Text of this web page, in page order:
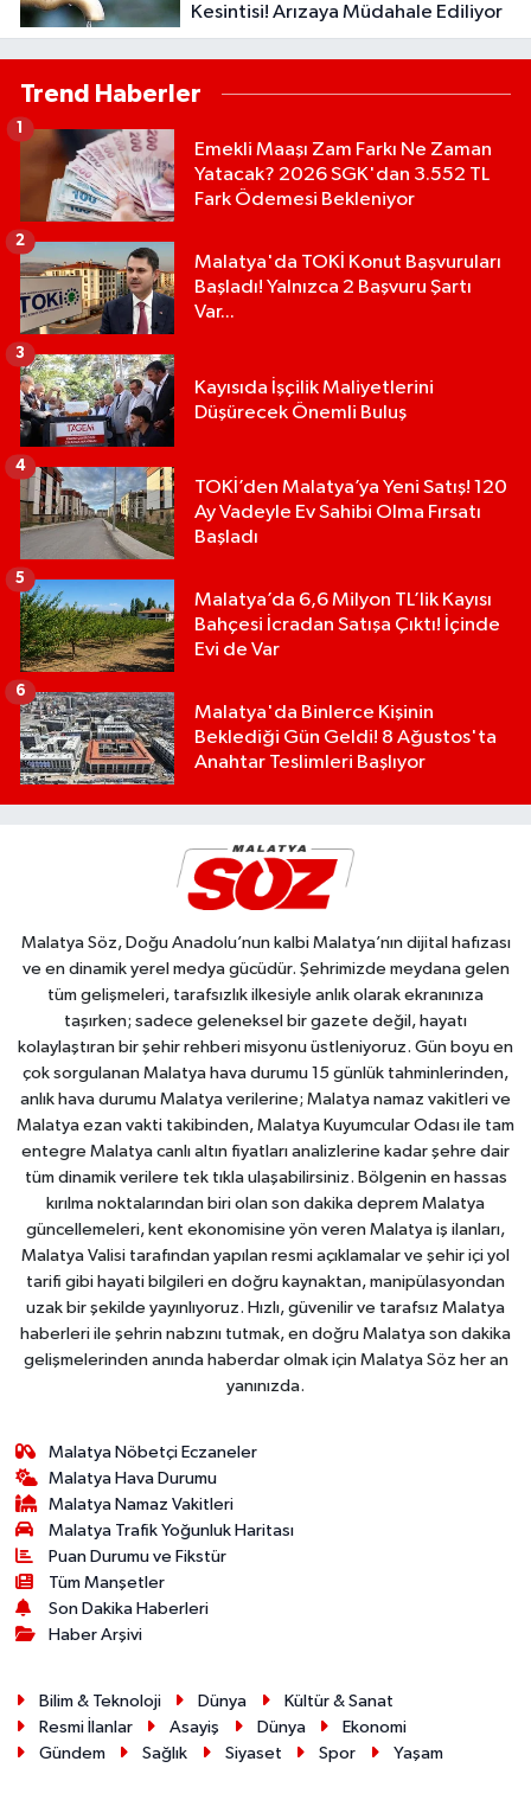
Kesintisi! Arızaya Müdahale Ediliyor
Trend Haberler
Emekli Maaşı Zam Farkı Ne Zaman
Yatacak? 2026 SGK'dan 3.552 TL
Fark Ödemesi Bekleniyor
1
Malatya'da TOKİ Konut Başvuruları
Başladı! Yalnızca 2 Başvuru Şartı
Var...
2
Kayısıda İşçilik Maliyetlerini
Düşürecek Önemli Buluş
3
TOKİ’den Malatya’ya Yeni Satış! 120
Ay Vadeyle Ev Sahibi Olma Fırsatı
Başladı
4
Malatya’da 6,6 Milyon TL’lik Kayısı
Bahçesi İcradan Satışa Çıktı! İçinde
Evi de Var
5
Malatya'da Binlerce Kişinin
Beklediği Gün Geldi! 8 Ağustos'ta
Anahtar Teslimleri Başlıyor
6
Malatya Söz, Doğu Anadolu’nun kalbi Malatya’nın dijital hafızası
ve en dinamik yerel medya gücüdür. Şehrimizde meydana gelen
tüm gelişmeleri, tarafsızlık ilkesiyle anlık olarak ekranınıza
taşırken; sadece geleneksel bir gazete değil, hayatı
kolaylaştıran bir şehir rehberi misyonu üstleniyoruz. Gün boyu en
çok sorgulanan Malatya hava durumu 15 günlük tahminlerinden,
anlık hava durumu Malatya verilerine; Malatya namaz vakitleri ve
Malatya ezan vakti takibinden, Malatya Kuyumcular Odası ile tam
entegre Malatya canlı altın fiyatları analizlerine kadar şehre dair
tüm dinamik verilere tek tıkla ulaşabilirsiniz. Bölgenin en hassas
kırılma noktalarından biri olan son dakika deprem Malatya
güncellemeleri, kent ekonomisine yön veren Malatya iş ilanları,
Malatya Valisi tarafından yapılan resmi açıklamalar ve şehir içi yol
tarifi gibi hayati bilgileri en doğru kaynaktan, manipülasyondan
uzak bir şekilde yayınlıyoruz. Hızlı, güvenilir ve tarafsız Malatya
haberleri ile şehrin nabzını tutmak, en doğru Malatya son dakika
gelişmelerinden anında haberdar olmak için Malatya Söz her an
yanınızda.
Malatya Nöbetçi Eczaneler
Malatya Hava Durumu
Malatya Namaz Vakitleri
Malatya Trafik Yoğunluk Haritası
Puan Durumu ve Fikstür
Tüm Manşetler
Son Dakika Haberleri
Haber Arşivi
Bilim & Teknoloji Dünya
Kültür & Sanat
Resmi İlanlar
Asayiş Dünya
Ekonomi
Gündem
Sağlık Siyaset Spor Yaşam